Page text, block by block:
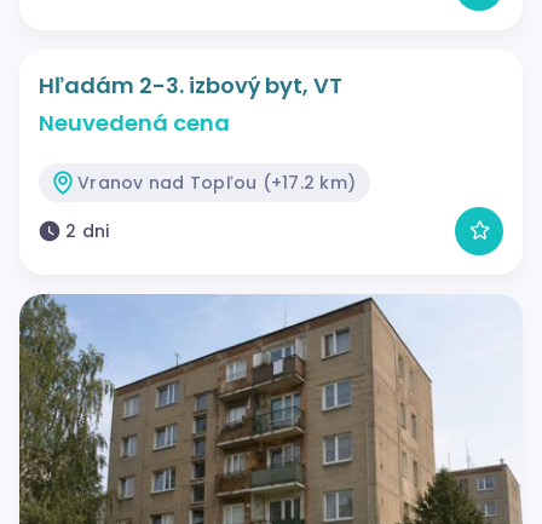
Hľadám 2-3. izbový byt, VT
Neuvedená cena
Vranov nad Topľou (+17.2 km)
2 dni